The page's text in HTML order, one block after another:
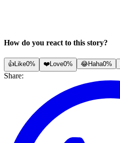
How do you react to this story?
👍Like0% ❤️Love0% 😂Haha0%
Share: